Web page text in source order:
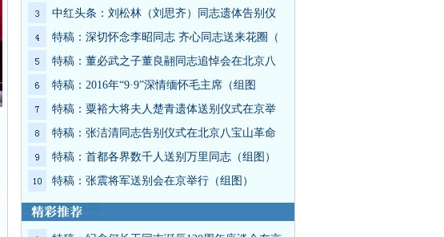
中红头条：刘松林（刘思齐）同志遗体告别仪
特稿：深切怀念李昭同志 齐心同志送来花圈（
特稿：董必武之子董良翮同志追悼会在北京八
特稿：2016年“9·9”深情缅怀毛主席（组图
特稿：粟裕大将夫人楚青遗体送别仪式在京举
特稿：张洁清同志告别仪式在北京八宝山革命
特稿：首都各界数千人送别万里同志（组图）
特稿：张震将军送别会在京举行（组图）